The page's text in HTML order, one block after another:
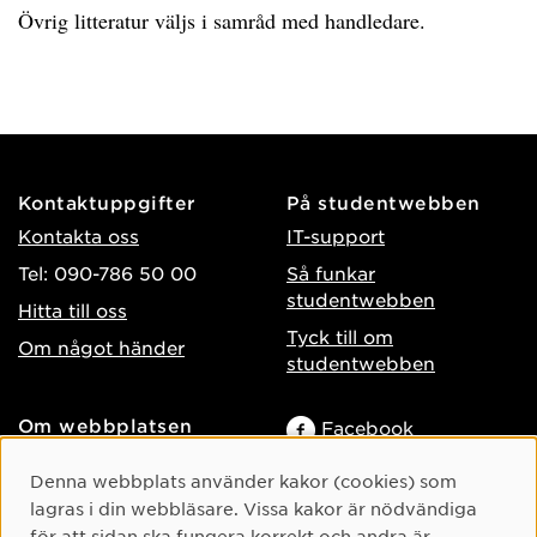
Övrig litteratur väljs i samråd med handledare.
Kontaktuppgifter
Kontakta oss
Tel: 090-786 50 00
Hitta till oss
Om något händer
På studentwebben
IT-support
Så funkar
studentwebben
Tyck till om
studentwebben
Om webbplatsen
Behandling av
personuppgifter
Facebook
TikTok
Cookie-samtycke
Denna webbplats använder kakor (cookies) som
lagras i din webbläsare. Vissa kakor är nödvändiga